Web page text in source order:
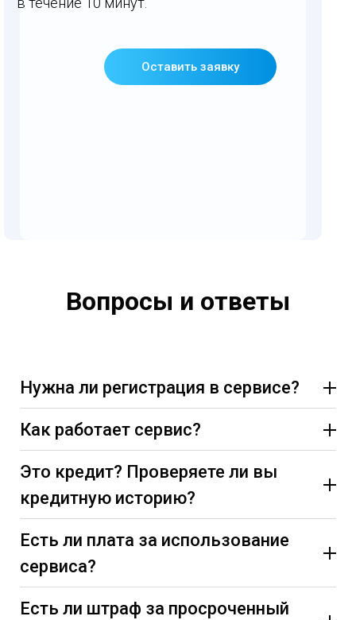
Оставить заявку
Вопросы и ответы
Нужна ли регистрация в сервисе?
Как работает сервис?
Это кредит? Проверяете ли вы
кредитную историю?
Есть ли плата за использование
сервиса?
Есть ли штраф за просроченный